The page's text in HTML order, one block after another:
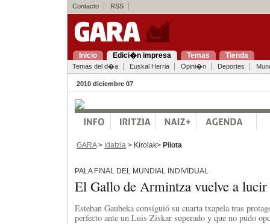
Contacto RSS
Inicio Edici�n impresa Temas Tienda
Temas del d�a Euskal Herria Opini�n Deportes
2010 diciembre 07
GARA> Idatzia > Kirolak> Pilota
PALA FINAL DEL MUNDIAL INDIVIDUAL
El Gallo de Armintza vuelve a lucir
Esteban Gaubeka consiguió su cuarta txapela tras
perfecto ante un Luis Ziskar superado y que no pudo